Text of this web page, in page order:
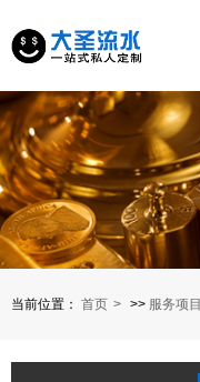
当前位置： 首页 >> 服务项目